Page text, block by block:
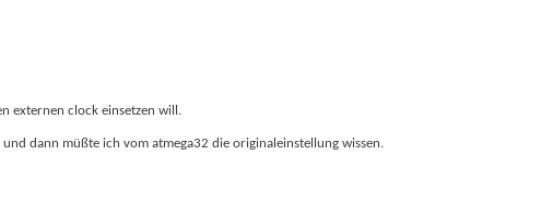
externen clock einsetzen will.
dann müßte ich vom atmega32 die originaleinstellung wissen.